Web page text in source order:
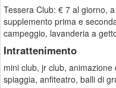
Tessera Club: € 7 al giorno,
supplemento prima e
campeggio, lavanderia a
Intrattenimento
mini club, jr club,
spiaggia, anfiteatro, balli di